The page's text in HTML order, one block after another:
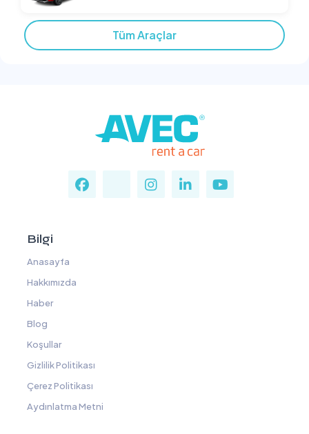
Tüm Araçlar
Bilgi
Anasayfa
Hakkımızda
Haber
Blog
Koşullar
Gizlilik Politikası
Çerez Politikası
Aydınlatma Metni